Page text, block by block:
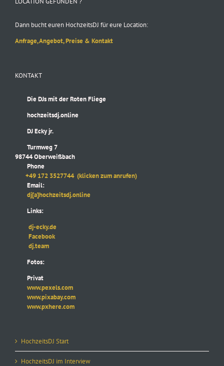
Dann bucht euren HochzeitsDJ für eure Location:
Anfrage, Angebot, Preise & Kontakt
KONTAKT
Die DJs mit der Roten Fliege
hochzeitsdj.online
DJ Ecky jr.
Turmweg 7
98744 Oberweißbach
Phone
+49 172 3527744 (klicken zum anrufen)
Email:
dj[a]hochzeitsdj.online
Links:
dj-ecky.de
Facebook
dj.team
Fotos:
Privat
www.pexels.com
www.pixabay.com
www.pxhere.com
HochzeitsDJ Start
HochzeitsDJ im Interview